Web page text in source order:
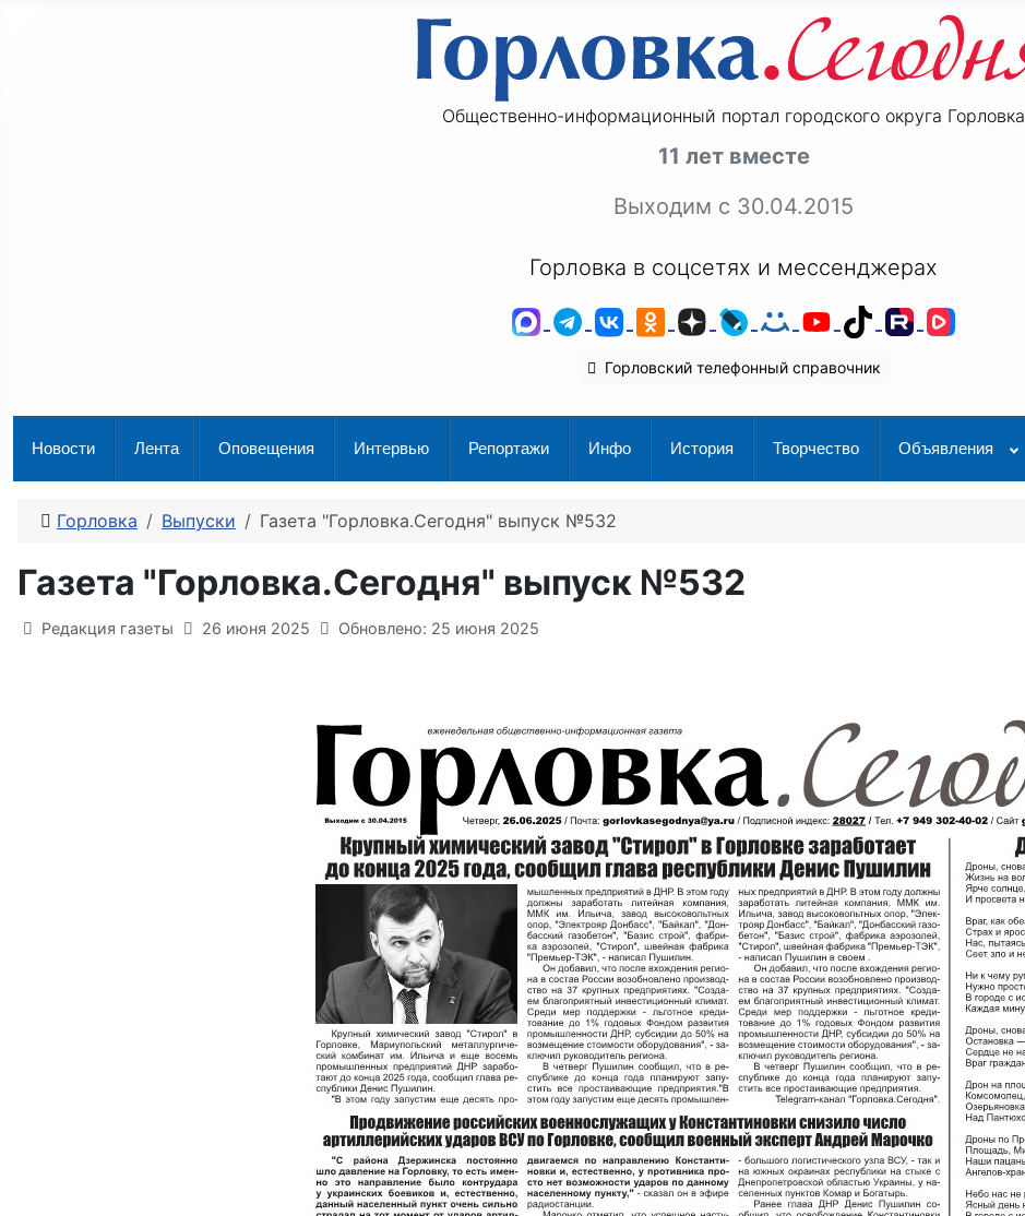
Общественно-информационный портал городского округа Горловка
11 лет вместе
Выходим с 30.04.2015
Горловка в соцсетях и мессенджерах
MAXTelegram
ВКонтакте
Одноклассники
ДзенLiveJournal
Мой Мир
YouTube
TikTokRutube
Горловский телефонный справочник
Новости Лента Оповещения Интервью Репортажи Инфо История Творчество Объявления
Горловка Выпуски Газета "Горловка.Сегодня" выпуск №532
Газета "Горловка.Сегодня" выпуск №532
Информация о материале
Редакция газеты 26 июня 2025 Обновлено: 25 июня 2025